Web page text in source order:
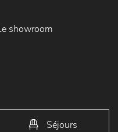
Le showroom
Séjours